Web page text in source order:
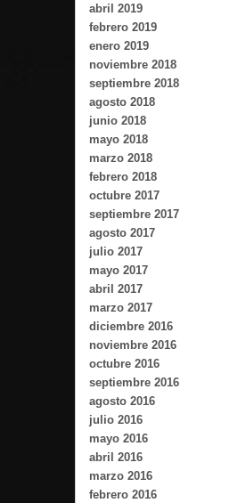
abril 2019
febrero 2019
enero 2019
noviembre 2018
septiembre 2018
agosto 2018
junio 2018
mayo 2018
marzo 2018
febrero 2018
octubre 2017
septiembre 2017
agosto 2017
julio 2017
mayo 2017
abril 2017
marzo 2017
diciembre 2016
noviembre 2016
octubre 2016
septiembre 2016
agosto 2016
julio 2016
mayo 2016
abril 2016
marzo 2016
febrero 2016